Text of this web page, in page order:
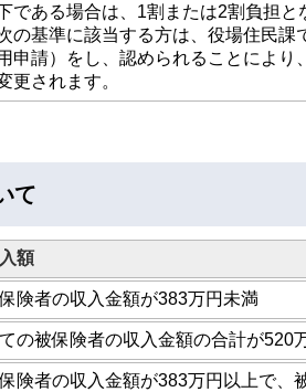
である場合は、1割または2割負担と
の基準に該当する方は、役場住民課
申請）をし、認められることにより
更されます。
て
額
険者の収入金額が383万円未満
の被保険者の収入金額の合計が520
険者の収入金額が383万円以上で、